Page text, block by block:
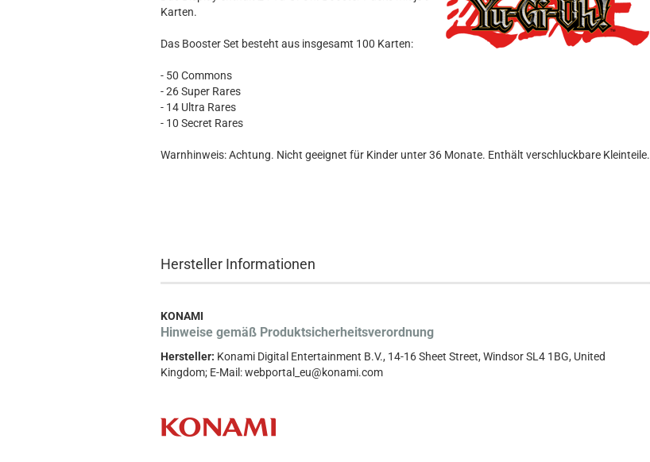
MARVEL
Music
Sports
STAR WARS
Karten.
Das Booster Set besteht aus insgesamt 100 Karten:
- 50 Commons
- 26 Super Rares
- 14 Ultra Rares
- 10 Secret Rares
Warnhinweis: Achtung. Nicht geeignet für Kinder unter 36 Monate. Enthält verschluckbare Kleinteile.
Hersteller Informationen
KONAMI
Hinweise gemäß Produktsicherheitsverordnung
Hersteller: Konami Digital Entertainment B.V., 14-16 Sheet Street, Windsor SL4 1BG, United
Kingdom; E-Mail: webportal_eu@konami.com